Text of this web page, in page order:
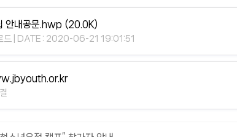
안내공문.hwp (20.0K)
드 | DATE : 2020-06-21 19:01:51